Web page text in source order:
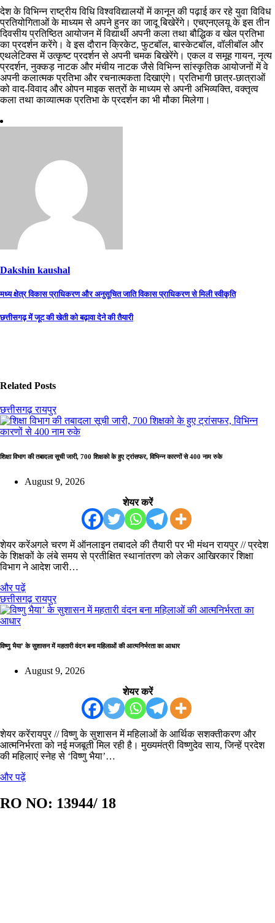
देश के विभिन्न राष्ट्रीय विधि विश्वविद्यालयों में कानून की पढ़ाई कर रहे युवा विविध
प्रतियोगिताओं के माध्यम से अपने हुनर का जादू बिखेरेंगे। एचएनएलयू के इस तीन
दिवसीय प्रतिष्ठित आयोजन में विद्यार्थी अपनी कला तथा बौद्धिक व खेल प्रतिभा
का प्रदर्शन करेंगे। वे इस दौरान क्रिकेट, फुटबॉल, बास्केटबॉल, वॉलीबॉल और
एथलेटिक्स में उत्कृष्ट प्रदर्शन से अपनी चमक बिखेरेंगे। एकल व समूह गायन, नृत्य
प्रदर्शन, नुक्कड़ नाटक और मंचीय नाटक जैसे विभिन्न सांस्कृतिक आयोजनों में वे
अपनी कलात्मक प्रतिभा और रचनात्मकता दिखाएंगे। प्रतिभागी छात्र-छात्राओं
को वाद-विवाद और ओपन माइक सत्रों के माध्यम से अपनी अभिव्यक्ति, वक्तृत्व
कला तथा काव्यात्मक प्रतिभा के प्रदर्शन का भी मौका मिलेगा।
Dakshin kaushal
Post
navigation
मध्य क्षेत्र विकास प्राधिकरण और अनुसूचित जाति विकास प्राधिकरण से मिली स्वीकृति
छत्तीसगढ़ में जूट की खेती को बढ़ावा देने की तैयारी
Related Posts
छत्तीसगढ़रायपुर
शिक्षा विभाग की तबादला सूची जारी, 700 शिक्षको के हुए ट्रांसफर, विभिन्न कारणों से 400 नाम रुके
August 9, 2026
शेयर करें
शेयर करेंअगले चरण में ऑनलाइन तबादले की तैयारी पर भी मंथन रायपुर // प्रदेश
के शिक्षकों के लंबे समय से प्रतीक्षित स्थानांतरण को लेकर आखिरकार शिक्षा
विभाग ने आदेश जारी…
और पढ़ें
छत्तीसगढ़रायपुर
विष्णु भैया’ के सुशासन में महतारी वंदन बना महिलाओं की आत्मनिर्भरता का आधार
August 9, 2026
शेयर करें
शेयर करेंरायपुर // विष्णु के सुशासन में महिलाओं के आर्थिक सशक्तीकरण और
आत्मनिर्भरता को नई मजबूती मिल रही है। मुख्यमंत्री विष्णुदेव साय, जिन्हें प्रदेश
की महिलाएं स्नेह से ‘विष्णु भैया’…
और पढ़ें
RO NO: 13944/ 18